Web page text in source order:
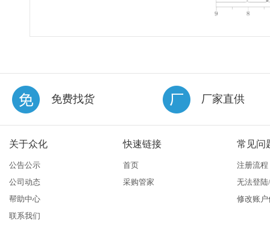
免费找货 厂家直供
关于众化
公告公示
公司动态
帮助中心
联系我们
快速链接
首页
采购管家
常见问
注册流程
无法登
修改账户